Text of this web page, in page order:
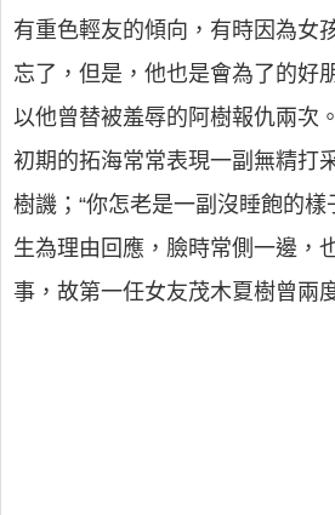
有重色輕友的傾向，有時因為女
忘了，但是，他也是會為了的好
以他曾替被羞辱的阿樹報仇兩次。
初期的拓海常常表現一副無精打
樹譏；“你怎老是一副沒睡飽的樣
生為理由回應，臉時常側一邊，
事，故第一任女友茂木夏樹曾兩